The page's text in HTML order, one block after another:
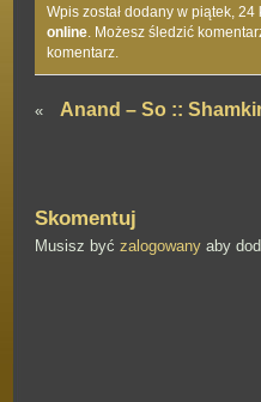
Wpis został dodany w piątek,
online . Możesz śledzić
komentarz.
«
Anand – So ::
Skomentuj
Musisz być zalogowany aby